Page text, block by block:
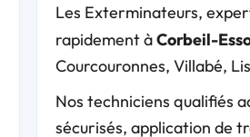
Les Exterminateurs,
rapidement àCorbeil-
Courcouronnes, Villabé,
Nos techniciens qualifiés
sécurisés, application de